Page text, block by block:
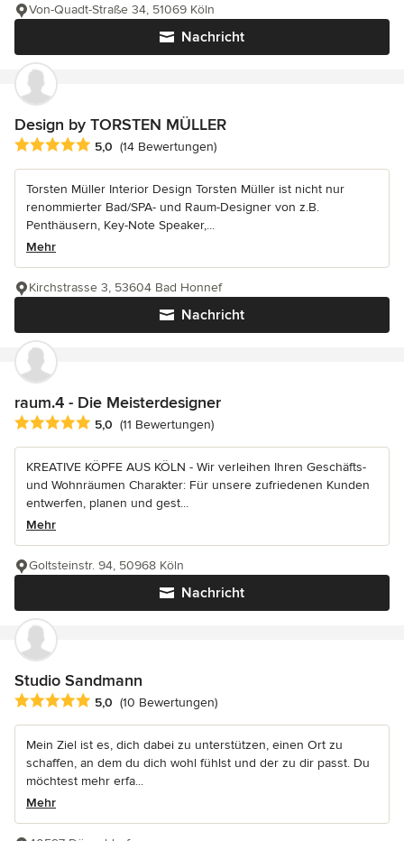
Nachricht
Von-Quadt-Straße 34, 51069 Köln
Design by TORSTEN MÜLLER
Durchschnittliche Bewertung: 5 von 5 Sternen
5,0 (14 Bewertungen)
Torsten Müller Interior Design Torsten Müller ist nicht nur
renommierter Bad/SPA- und Raum-Designer von z.B.
Penthäusern, Key-Note Speaker,...
Mehr
Nachricht
Kirchstrasse 3, 53604 Bad Honnef
raum.4 - Die Meisterdesigner
Durchschnittliche Bewertung: 5 von 5 Sternen
5,0 (11 Bewertungen)
KREATIVE KÖPFE AUS KÖLN - Wir verleihen Ihren Geschäfts-
und Wohnräumen Charakter: Für unsere zufriedenen Kunden
entwerfen, planen und gest...
Mehr
Nachricht
Goltsteinstr. 94, 50968 Köln
Studio Sandmann
Durchschnittliche Bewertung: 5 von 5 Sternen
5,0 (10 Bewertungen)
Mein Ziel ist es, dich dabei zu unterstützen, einen Ort zu
schaffen, an dem du dich wohl fühlst und der zu dir passt. Du
möchtest mehr erfa...
Mehr